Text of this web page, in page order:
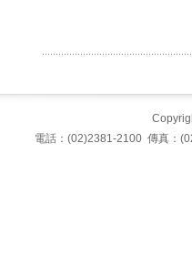
電話：(02)2381-2100 傳真：